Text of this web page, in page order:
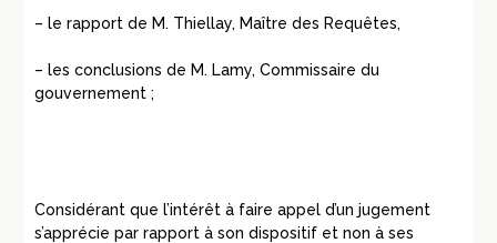
– le rapport de M. Thiellay, Maître des Requêtes,
– les conclusions de M. Lamy, Commissaire du
gouvernement ;
Considérant que l’intérêt à faire appel d’un jugement
s’apprécie par rapport à son dispositif et non à ses